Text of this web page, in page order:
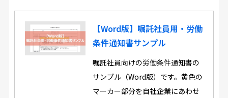
【Word版】嘱託社員用・労働
条件通知書サンプル
嘱託社員向けの労働条件通知書の
サンプル（Word版）です。黄色の
マーカー部分を自社企業にあわせ